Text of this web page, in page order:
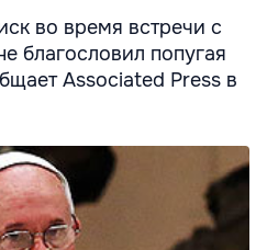
во время встречи с
благословил попугая
Associated Press в